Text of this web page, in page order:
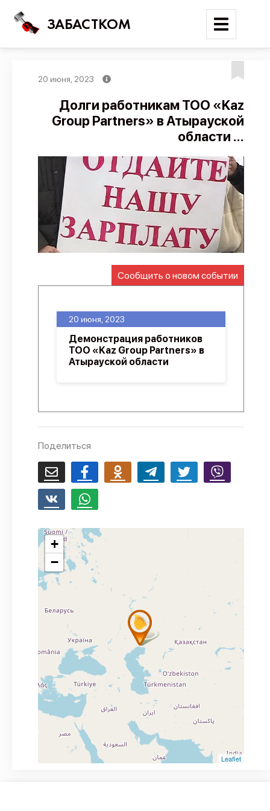
ЗАБАСТКОМ
Поиск
Карта событий
Трудовые конфликты
Отчеты
Предложить публикацию
Справочник
API
О проекте
20 июня, 2023
Долги работникам ТОО «Kaz
Group Partners» в Атырауской
области ...
Сообщить о новом событии
20 июня, 2023
Демонстрация работников
ТОО «Kaz Group Partners» в
Атырауской области
Поделиться
+
−
Leaflet